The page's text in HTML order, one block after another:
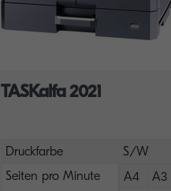
TASKalfa 2021
Druckfarbe
S/W
Seiten pro Minute
A4
A3